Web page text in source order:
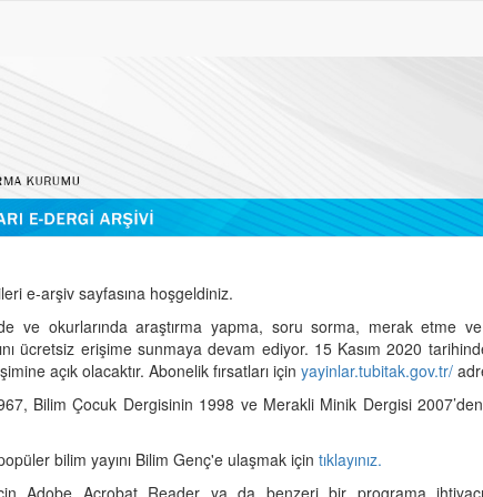
e-arşiv sayfasına hoşgeldiniz.
ve okurlarında araştırma yapma, soru sorma, merak etme
ücretsiz erişime sunmaya devam ediyor. 15 Kasım 2020
açık olacaktır. Abonelik fırsatları için yayinlar.tubitak.gov.tr/
Bilim Çocuk Dergisinin 1998 ve Merakli Minik Dergisi
bilim yayını Bilim Genç'e ulaşmak için tıklayınız.
Adobe Acrobat Reader ya da benzeri bir programa